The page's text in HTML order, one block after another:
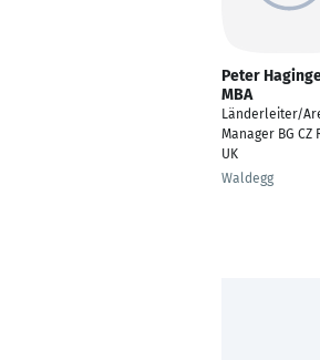
Peter
MBA
Länderleiter/
Manager BG CZ
UK
Waldegg